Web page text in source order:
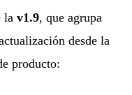
la v1.9, que agrupa
desde la
producto: